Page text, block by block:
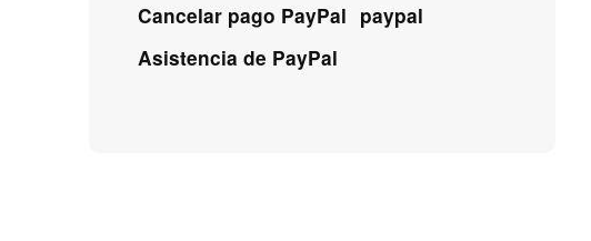
Cancelar pago PayPal paypal
Asistencia de PayPal